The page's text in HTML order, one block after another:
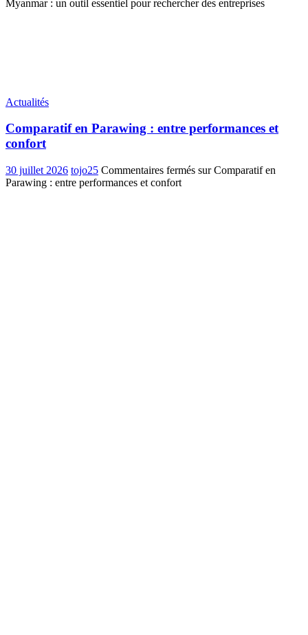
Myanmar : un outil essentiel pour rechercher des entreprises
Actualités
Comparatif en Parawing : entre performances et
confort
30 juillet 2026 tojo25 Commentaires fermés sur Comparatif en
Parawing : entre performances et confort